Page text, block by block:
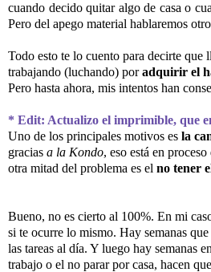
cuando decido quitar algo de casa o
Pero del apego material hablaremos
Todo esto te lo cuento para decirte que
trabajando (luchando) poradquirir el
Pero hasta ahora, mis intentos han
* Edit: Actualizo el imprimible, que
Uno de los principales motivos es la
gracias a la Kondo, eso está en
otra mitad del problema es el no tener
Bueno, no es cierto al 100%. En mi
si te ocurre lo mismo. Hay semanas
las tareas al día. Y luego hay semanas
trabajo o el no parar por casa, hacen